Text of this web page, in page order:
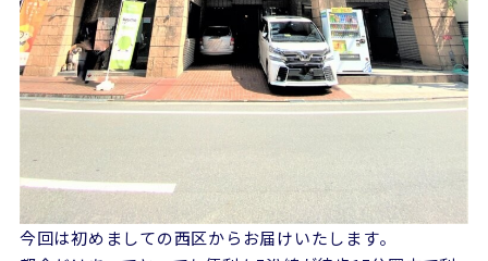
今回は初めましての西区からお届けいたします。